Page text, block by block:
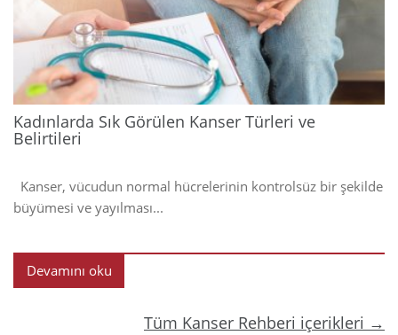
Kadınlarda Sık Görülen Kanser Türleri ve
Belirtileri
Kanser, vücudun normal hücrelerinin kontrolsüz bir şekilde
büyümesi ve yayılması...
Devamını oku
Tüm Kanser Rehberi içerikleri →